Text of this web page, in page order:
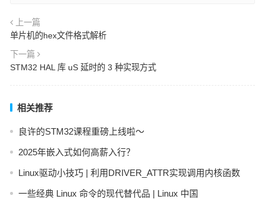
上一篇
单片机的hex文件格式解析
下一篇
STM32 HAL 库 uS 延时的 3 种实现方式
相关推荐
良许的STM32课程重磅上线啦～
2025年嵌入式如何高薪入行？
Linux驱动小技巧 | 利用DRIVER_ATTR实现调用内核函数
一些经典 Linux 命令的现代替代品 | Linux 中国